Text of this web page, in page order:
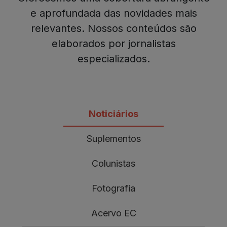
e aprofundada das novidades mais
relevantes. Nossos conteúdos são
elaborados por jornalistas
especializados.
Noticiários
Suplementos
Colunistas
Fotografia
Acervo EC